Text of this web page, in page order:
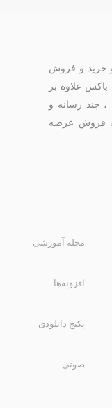
و خرید و فروش
علاوه بر
، چند رسانه و
فروش عرضه
مجله آموزشی
افزونه‌ها
پکیج دانلودی
صوتی